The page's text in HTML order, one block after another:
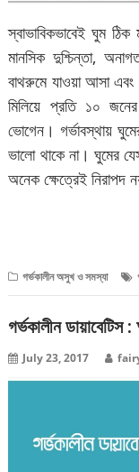
স্বাভাবিকভাবেই ঘুম
মানসিক দুশ্চিন্তা,
বাথরুমে যাওয়া আসা
মিলিয়ে প্রতি ১০
ভোগেন। গর্ভাবস্থায়
ভালো থাকে না। ঘুমের
অনেক ক্ষেত্রেই নিরাপদ
গর্ভকালীন অসুখ ও সমস্যা
গর্ভকালীন
July 23, 2017